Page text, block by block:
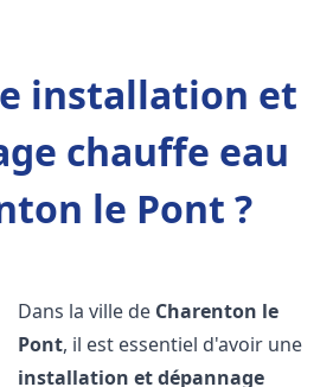
installation et
chauffe eau
le Pont ?
Dans la ville de Charenton le
Pont, il est essentiel d'avoir une
installation et dépannage